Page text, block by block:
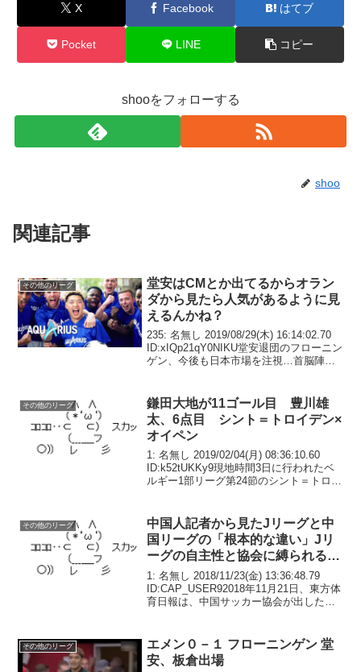
X Facebook はてブ
Pocket LINE コピー
shooをフォローする
shoo
関連記事
その他のリーグ
堂安はCMとか出てるからオラン
ダから見たら人気があるように見
えるんかね？
235: 名無し 2019/08/29(木) 16:14:02.70
ID:xIQp21qY0NIKU堂安退団のフローニン
ゲン、今後も日本市場を注視…首脳陣は
るクラ...
その他のリーグ
鎌田大地が11ゴール目 豊川雄
太、6点目 シント＝トロイデン×
オイペン
1: 名無し 2019/02/04(月) 08:36:10.60
ID:k52tUKKy9現地時間3日に行われたベ
ルギー1部リーグ第24節のシント＝トロイ
イデンでは...
その他のリーグ
中国人記者から見たJリーグと中
国リーグの「根本的な違い」Jリ
ーグの自主性と協会に縛られるス
ーパーリーグ
1: 名無し 2018/11/23(金) 13:36:48.79
ID:CAP_USER92018年11月21日、東方体
育日報は、中国サッカー協会が出したク
的な違い」...
その他のリーグ
エメン０－１ フローニンゲン 堂
安、板倉出場